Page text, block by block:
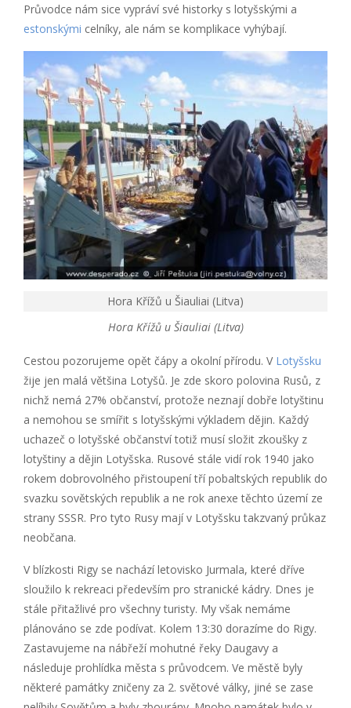
Průvodce nám sice vypráví své historky s lotyšskými a
estonskými celníky, ale nám se komplikace vyhýbají.
Hora Křížů u Šiauliai (Litva)
Hora Křížů u Šiauliai (Litva)
Cestou pozorujeme opět čápy a okolní přírodu. V Lotyšsku
žije jen malá většina Lotyšů. Je zde skoro polovina Rusů, z
nichž nemá 27% občanství, protože neznají dobře lotyštinu
a nemohou se smířit s lotyšskými výkladem dějin. Každý
uchazeč o lotyšské občanství totiž musí složit zkoušky z
lotyštiny a dějin Lotyšska. Rusové stále vidí rok 1940 jako
rokem dobrovolného přistoupení tří pobaltských republik do
svazku sovětských republik a ne rok anexe těchto území ze
strany SSSR. Pro tyto Rusy mají v Lotyšsku takzvaný průkaz
neobčana.
V blízkosti Rigy se nachází letovisko Jurmala, které dříve
sloužilo k rekreaci především pro stranické kádry. Dnes je
stále přitažlivé pro všechny turisty. My však nemáme
plánováno se zde podívat. Kolem 13:30 dorazíme do Rigy.
Zastavujeme na nábřeží mohutné řeky Daugavy a
následuje prohlídka města s průvodcem. Ve městě byly
některé památky zničeny za 2. světové války, jiné se zase